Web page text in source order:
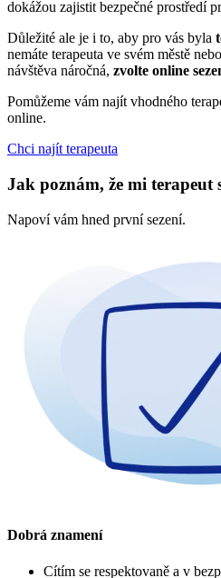
dokážou zajistit bezpečné prostředí
Důležité ale je i to, aby pro vás byla
nemáte terapeuta ve svém městě
návštěva náročná, zvolte online
Pomůžeme vám najít vhodného
online.
Chci najít terapeuta
Jak poznám, že mi terapeut
Napoví vám hned první sezení.
Dobrá znamení
Cítím se respektovaně a v